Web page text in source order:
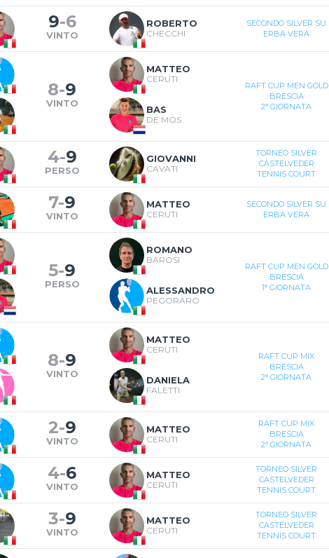
9-6
VINTO
ROBERTO
CHECCHI
SECONDO SILVER SU
ERBA VERA
8-9
VINTO
MATTEO
CERUTI
BAS
DE MOS
RAFT CUP MEN GOLD
BRESCIA
2° GIORNATA
4-9
PERSO
GIOVANNI
CAVATI
TORNEO SILVER
CASTELVEDER
TENNIS COURT
7-9
VINTO
MATTEO
CERUTI
SECONDO SILVER SU
ERBA VERA
5-9
PERSO
ROMANO
BAROSI
ALESSANDRO
PEGORARO
RAFT CUP MEN GOLD
BRESCIA
1° GIORNATA
8-9
VINTO
MATTEO
CERUTI
DANIELA
FALETTI
RAFT CUP MIX
BRESCIA
2° GIORNATA
2-9
VINTO
MATTEO
CERUTI
RAFT CUP MIX
BRESCIA
2° GIORNATA
4-6
VINTO
MATTEO
CERUTI
TORNEO SILVER
CASTELVEDER
TENNIS COURT
3-9
VINTO
MATTEO
CERUTI
TORNEO SILVER
CASTELVEDER
TENNIS COURT